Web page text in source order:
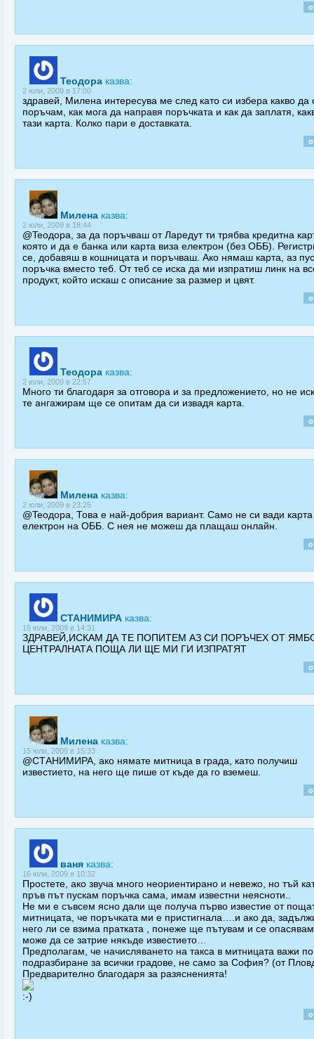
Teодора казва:
2 юли, 2009 в 17:00
здравей, Милена интересува ме след като си избера какво да
поръчам, как мога да направя поръчката и как да заплатя,
тази карта. Колко пари е доставката.
Милена казва:
2 юли, 2009 в 18:44
@Teодора, за да поръчваш от Ларедут ти трябва кредитна
която и да е банка или карта виза електрон (без ОББ).
се, добавяш в кошницата и поръчваш. Ако нямаш карта, аз
поръчка вместо теб. От теб се иска да ми изпратиш линк на
продукт, който искаш с описание за размер и цвят.
Teодора казва:
2 юли, 2009 в 22:57
Много ти благодаря за отговора и за предложението, но не
те ангажирам ще се опитам да си извадя карта.
Милена казва:
2 юли, 2009 в 23:25
@Teодора, Това е най-добрия вариант. Само не си вади карта
електрон на ОББ. С нея не можеш да плащаш онлайн.
СТАНИМИРА казва:
15 юли, 2009 в 14:31
ЗДРАВЕЙ,ИСКАМ ДА ТЕ ПОПИТЕМ АЗ СИ ПОРЪЧЕХ ОТ
ЦЕНТРАЛНАТА ПОЩА ЛИ ЩЕ МИ ГИ ИЗПРАТЯТ
Милена казва:
15 юли, 2009 в 15:33
@СТАНИМИРА, ако нямате митница в града, като получиш
известието, на него ще пише от къде да го вземеш.
ваня казва:
16 юли, 2009 в 10:32
Простете, ако звуча много неориентирано и невежо, но тъй
пръв път пускам поръчка сама, имам известни неясноти..
Не ми е съвсем ясно дали ще получа първо известие от
митницата, че поръчката ми е пристигнала….и ако да,
него ли се взима пратката , понеже ще пътувам и се
може да се затрие някъде известието…
Предполагам, че начисляването на такса в митницата важи по
подразбиране за всички градове, не само за София? (от
Предварително благодаря за разясненията!